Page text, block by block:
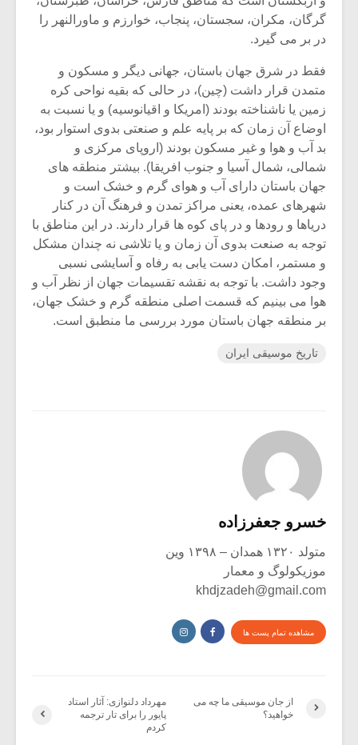
گرگان، مکران، سجستان، پنجاب، خوارزم و ماورالنهر را
در بر می گیرد.
فقط در شرق جهان باستان، جهانی دیگر و مسکون و
متمدن قرار داشت (چین)، در حالی که بقیه نواحی کره
زمین یا ناشناخته بودند (امریکا و اقیانوسیه) و یا نسبت به
اوضاع آن زمان که بر پایه علم و صنعتی بدوی استوار بود،
بد آب و هوا و غیر مسکون بودند (اروپای مرکزی و
شمالی، شمال آسیا و جنوب افریقا). بیشتر منطقه های
جهان باستان دارای آب و هوای گرم و خشک است و
شهرهای عمده، یعنی مراکز تمدن و فرهنگ آن در کنار
دریاها و رودها و در پای کوه ها قرار دارند. در این مناطق با
توجه به صنعت بدوی آن زمان و یا تلاشی نه چندان مشکل
و مستمر، امکان دست یابی به رفاه و آسایشی نسبی
وجود داشت. با توجه به نقشه تقسیمات جهان از نظر آب و
هوا می بینیم که قسمت اصلی منطقه گرم و خشک جهان،
بر منطقه جهان باستان مورد بررسی ما منطبق است.
تاریخ موسیقی ایران
خسرو جعفرزاده
متولد ۱۳۲۰ همدان – ۱۳۹۸ وین
موزیکولوگ و معمار
khdjzadeh@gmail.com
مشاهده تمام پست ها
مهرداد دلنوازی: آثار استاد
پایور را برای تار ترجمه
کردم
از جان موسیقی ما چه می
خواهید؟
متن فیلم «متری
شیش و نیم»
اگر نمی توانی
مشهورترین باشی،
بدنام ترین باش
موسیقی
موسیقی
موسیقی